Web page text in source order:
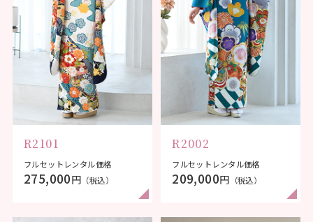
R2101
フルセットレンタル価格
275,000円 （税込）
R2002
フルセットレンタル価格
209,000円 （税込）